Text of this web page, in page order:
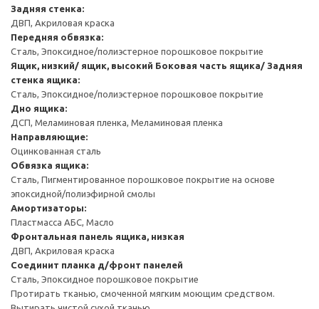
Задняя стенка:
ДВП, Акриловая краска
Передняя обвязка:
Сталь, Эпоксидное/полиэстерное порошковое покрытие
Ящик, низкий/ ящик, высокий Боковая часть ящика/ Задняя
стенка ящика:
Сталь, Эпоксидное/полиэстерное порошковое покрытие
Дно ящика:
ДСП, Меламиновая пленка, Меламиновая пленка
Направляющие:
Оцинкованная сталь
Обвязка ящика:
Сталь, Пигментированное порошковое покрытие на основе
эпоксидной/полиэфирной смолы
Амортизаторы:
Пластмасса АБС, Масло
Фронтальная панель ящика, низкая
ДВП, Акриловая краска
Соединит планка д/фронт панелей
Сталь, Эпоксидное порошковое покрытие
Протирать тканью, смоченной мягким моющим средством.